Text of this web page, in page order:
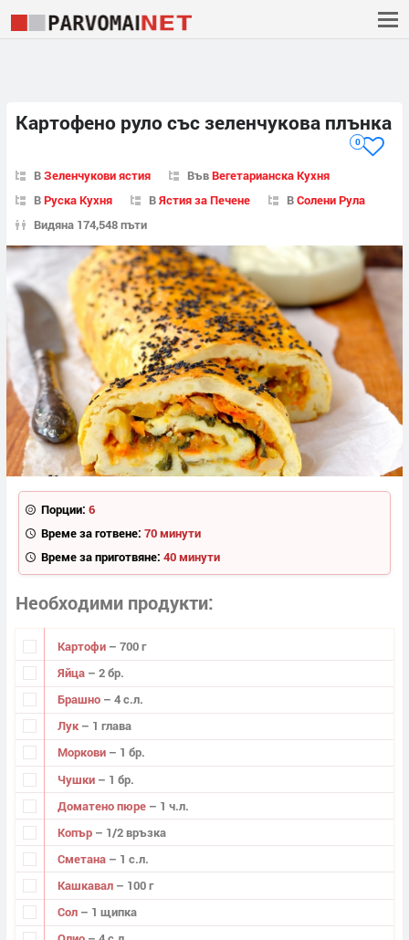
Картофено руло със зеленчукова плънка
0
ВЗеленчукови ястия ВъвВегетарианска Кухня
ВРуска Кухня ВЯстия за Печене ВСолени Рула
Видяна 174,548 пъти
Порции: 6
Време за готвене: 70 минути
Време за приготвяне: 40 минути
Необходими продукти
Картофи – 700 г
Яйца – 2 бр.
Брашно – 4 с.л.
Лук – 1 глава
Моркови – 1 бр.
Чушки – 1 бр.
Доматено пюре – 1 ч.л.
Копър – 1/2 връзка
Сметана – 1 с.л.
Кашкавал – 100 г
Сол – 1 щипка